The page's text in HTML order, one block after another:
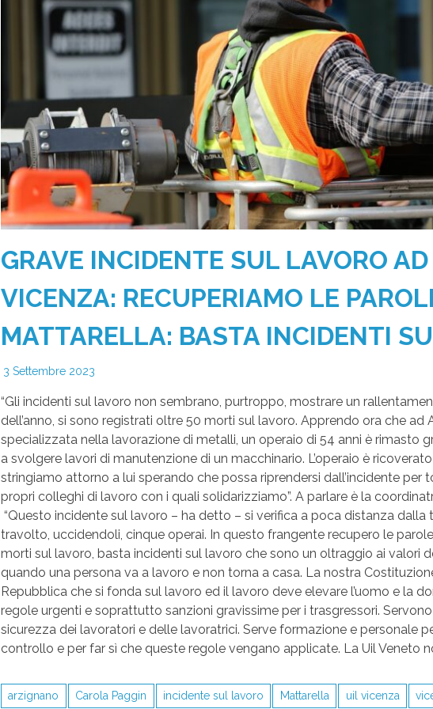
GRAVE INCIDENTE SUL LAVORO
VICENZA: RECUPERIAMO LE
MATTARELLA: BASTA INCIDENTI
3 Settembre 2023
“Gli incidenti sul lavoro non sembrano, purtroppo, mostrare un
dell’anno, si sono registrati oltre 50 morti sul lavoro. Apprendo ora che ad
specializzata nella lavorazione di metalli, un operaio di 54 anni è rimasto
a svolgere lavori di manutenzione di un macchinario. L’operaio è
stringiamo attorno a lui sperando che possa riprendersi dall’incidente per
propri colleghi di lavoro con i quali solidarizziamo”. A parlare è la
“Questo incidente sul lavoro – ha detto – si verifica a poca distanza dalla
travolto, uccidendoli, cinque operai. In questo frangente recupero le
morti sul lavoro, basta incidenti sul lavoro che sono un oltraggio ai valori
quando una persona va a lavoro e non torna a casa. La nostra
Repubblica che si fonda sul lavoro ed il lavoro deve elevare l’uomo e la
regole urgenti e soprattutto sanzioni gravissime per i trasgressori.
sicurezza dei lavoratori e delle lavoratrici. Serve formazione e personale
controllo e per far sì che queste regole vengano applicate. La Uil Veneto
arzignano Carola Paggin incidente sul lavoro Mattarella uil vicenza